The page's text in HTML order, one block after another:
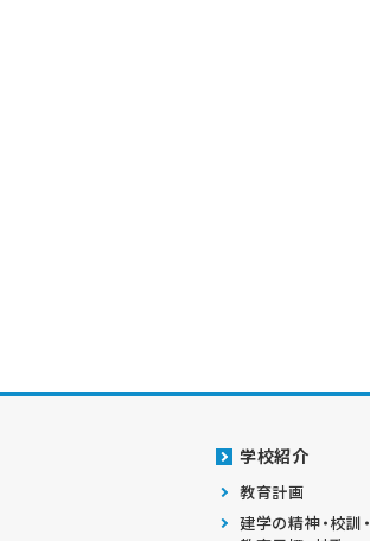
学校紹介
教育計画
建学の精神・校訓・